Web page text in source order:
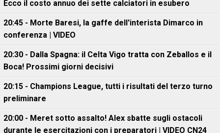
Ecco il costo annuo dei sette calciatori in esubero
20:45 - Morte Baresi, la gaffe dell'interista Dimarco in
conferenza | VIDEO
20:30 - Dalla Spagna: il Celta Vigo tratta con Zeballos e il
Boca! Prossimi giorni decisivi
20:15 - Champions League, tutti i risultati del terzo turno
preliminare
20:00 - Meret sotto assalto! Alex sbatte sugli ostacoli
durante le esercitazioni con i preparatori | VIDEO CN24